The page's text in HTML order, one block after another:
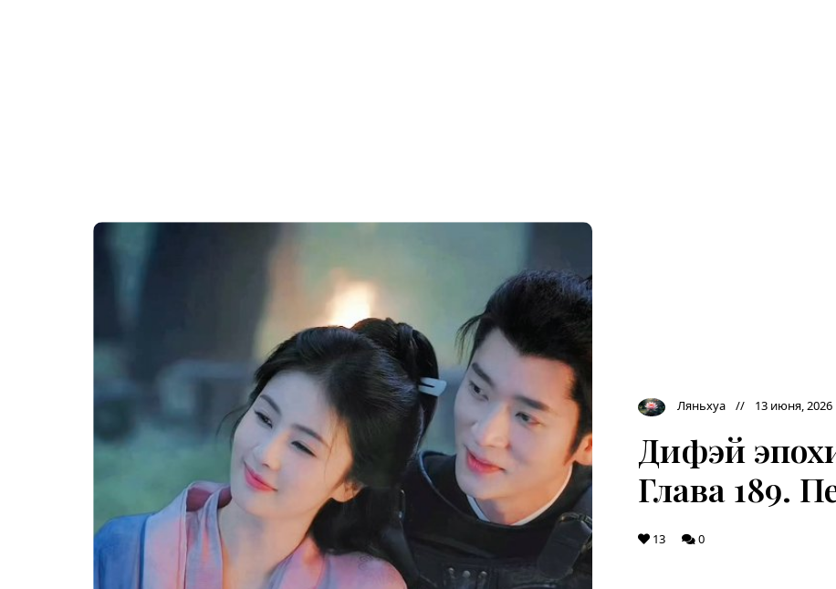
Ляньхуа 13 июня, 2026
Дифэй
Глава 189.
13 0